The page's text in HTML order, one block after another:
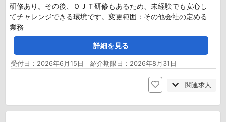
研修あり。その後、ＯＪＴ研修もあるため、未経験でも安心し
てチャレンジできる環境です。変更範囲：その他会社の定める
業務
詳細を見る
受付日：2026年6月15日 紹介期限日：2026年8月31日
関連求人